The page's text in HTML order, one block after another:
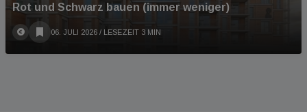
Rot und Schwarz bauen (immer weniger)
06. JULI 2026 / LESEZEIT 3 MIN